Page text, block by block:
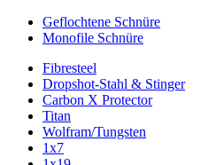
Geflochtene Schnüre
Monofile Schnüre
Fibresteel
Dropshot-Stahl & Stinger
Carbon X Protector
Titan
Wolfram/Tungsten
1x7